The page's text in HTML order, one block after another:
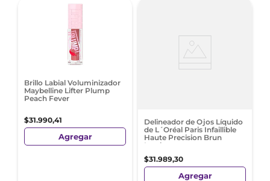
Brillo Labial Voluminizador
Maybelline Lifter Plump
Peach Fever
$31.990,41
Agregar
Delineador de Ojos Líquido
de L´Oréal Paris Infaillible
Haute Precision Brun
Leather
$31.989,30
Agregar